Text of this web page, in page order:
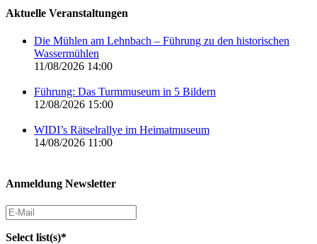
Aktuelle Veranstaltungen
Die Mühlen am Lehnbach – Führung zu den historischen
Wassermühlen
11/08/2026 14:00
Führung: Das Turmmuseum in 5 Bildern
12/08/2026 15:00
WIDI’s Rätselrallye im Heimatmuseum
14/08/2026 11:00
Anmeldung Newsletter
Select list(s)*